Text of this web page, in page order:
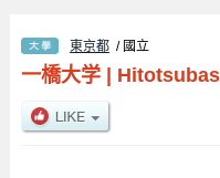
東京都 / 國立
一橋大学|